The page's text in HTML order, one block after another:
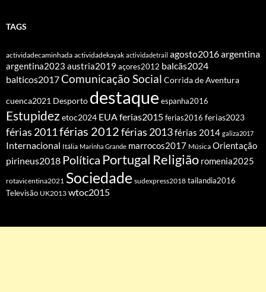
TAGS
actividadecaminhada actividadekayak actividadetrail agosto2016argentina
argentina2023 austria2019 açores2012 balcãs2024
balticos2017Comunicação Social Corrida de Aventura
cuenca2021 Desporto destaque espanha2016
Estupidez etoc2024 EUAferias2015ferias2016 ferias2023
férias 2011férias 2012férias 2013férias 2014 galiza2017
Internacional Itália Marinha Grande marrocos2017 Música Orientação
pirineus2018 Política Portugal Religião romenia2025
rotavicentina2021 Sociedade sudexpress2018 tailandia2016
Televisão UK2013 wtoc2015